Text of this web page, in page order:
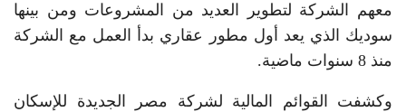
معهم الشركة لتطوير العديد من المشروعات ومن بينها
سوديك الذي يعد أول مطور عقاري بدأ العمل مع الشركة
منذ 8 سنوات ماضية.
وكشفت القوائم المالية لشركة مصر الجديدة للإسكان